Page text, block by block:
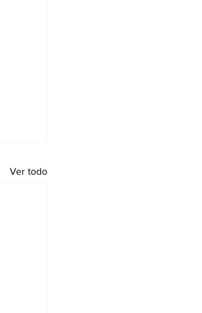
Ver todo